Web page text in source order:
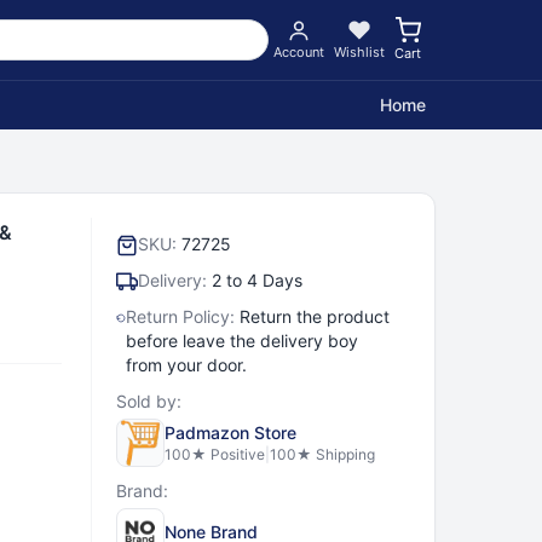
Account Wishlist Cart
Home
SKU: 72725
Delivery: 2 to 4 Days
Return Policy: Return the product
before leave the delivery boy
from your door.
Sold by:
Padmazon Store
100★ Positive |100★ Shipping
Brand:
None Brand